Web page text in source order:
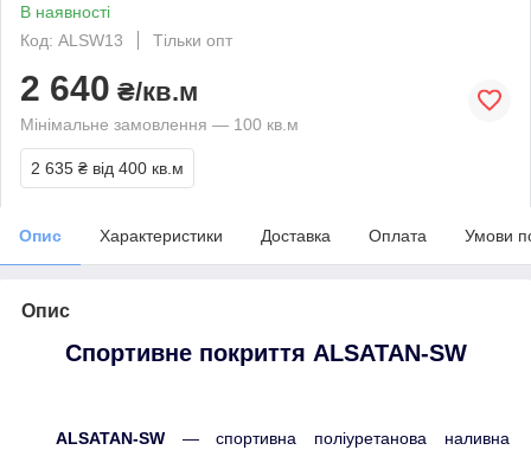
В наявності
Код: ALSW13
Тільки опт
2 640 ₴/кв.м
Мінімальне замовлення — 100 кв.м
2 635 ₴ від 400 кв.м
Опис Характеристики Доставка Оплата Умови
Опис
Спортивне покриття ALSATAN-SW
ALSATAN-SW— спортивна поліуретанова наливна